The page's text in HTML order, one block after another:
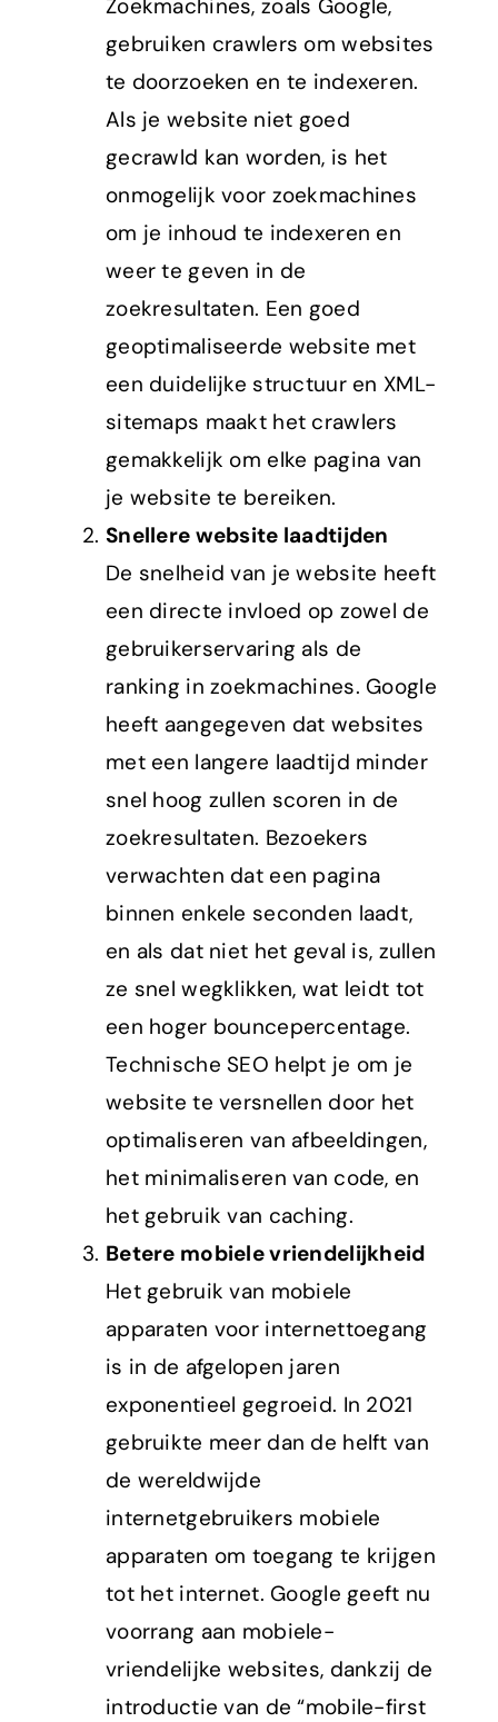
Zoekmachines, zoals Google,
gebruiken crawlers om websites
te doorzoeken en te indexeren.
Als je website niet goed
gecrawld kan worden, is het
onmogelijk voor zoekmachines
om je inhoud te indexeren en
weer te geven in de
zoekresultaten. Een goed
geoptimaliseerde website met
een duidelijke structuur en XML-
sitemaps maakt het crawlers
gemakkelijk om elke pagina van
je website te bereiken.
Snellere website laadtijden
De snelheid van je website heeft
een directe invloed op zowel de
gebruikerservaring als de
ranking in zoekmachines. Google
heeft aangegeven dat websites
met een langere laadtijd minder
snel hoog zullen scoren in de
zoekresultaten. Bezoekers
verwachten dat een pagina
binnen enkele seconden laadt,
en als dat niet het geval is, zullen
ze snel wegklikken, wat leidt tot
een hoger bouncepercentage.
Technische SEO helpt je om je
website te versnellen door het
optimaliseren van afbeeldingen,
het minimaliseren van code, en
het gebruik van caching.
Betere mobiele vriendelijkheid
Het gebruik van mobiele
apparaten voor internettoegang
is in de afgelopen jaren
exponentieel gegroeid. In 2021
gebruikte meer dan de helft van
de wereldwijde
internetgebruikers mobiele
apparaten om toegang te krijgen
tot het internet. Google geeft nu
voorrang aan mobiele-
vriendelijke websites, dankzij de
introductie van de “mobile-first